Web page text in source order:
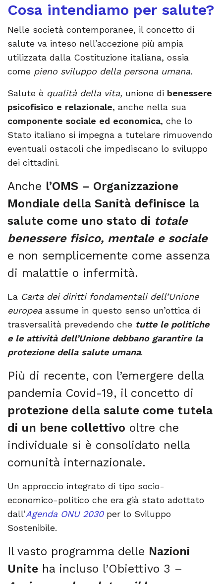
Cosa intendiamo per salute?
Nelle società contemporanee, il concetto di
salute va inteso nell’accezione più ampia
utilizzata dalla Costituzione italiana, ossia
come pieno sviluppo della persona umana.
Salute è qualità della vita, unione di benessere
psicofisico e relazionale, anche nella sua
componente sociale ed economica, che lo
Stato italiano si impegna a tutelare rimuovendo
eventuali ostacoli che impediscano lo sviluppo
dei cittadini.
Anche l’OMS – Organizzazione
Mondiale della Sanità definisce la
salute come uno stato di totale
benessere fisico, mentale e sociale
e non semplicemente come assenza
di malattie o infermità.
La Carta dei diritti fondamentali dell’Unione
europea assume in questo senso un’ottica di
trasversalità prevedendo che tutte le politiche
e le attività dell’Unione debbano garantire la
protezione della salute umana.
Più di recente, con l’emergere della
pandemia Covid-19, il concetto di
protezione della salute come tutela
di un bene collettivo oltre che
individuale si è consolidato nella
comunità internazionale.
Un approccio integrato di tipo socio-
economico-politico che era già stato adottato
dall’Agenda ONU 2030per lo Sviluppo
Sostenibile.
Il vasto programma delle Nazioni
Unite ha incluso l’Obiettivo 3 –